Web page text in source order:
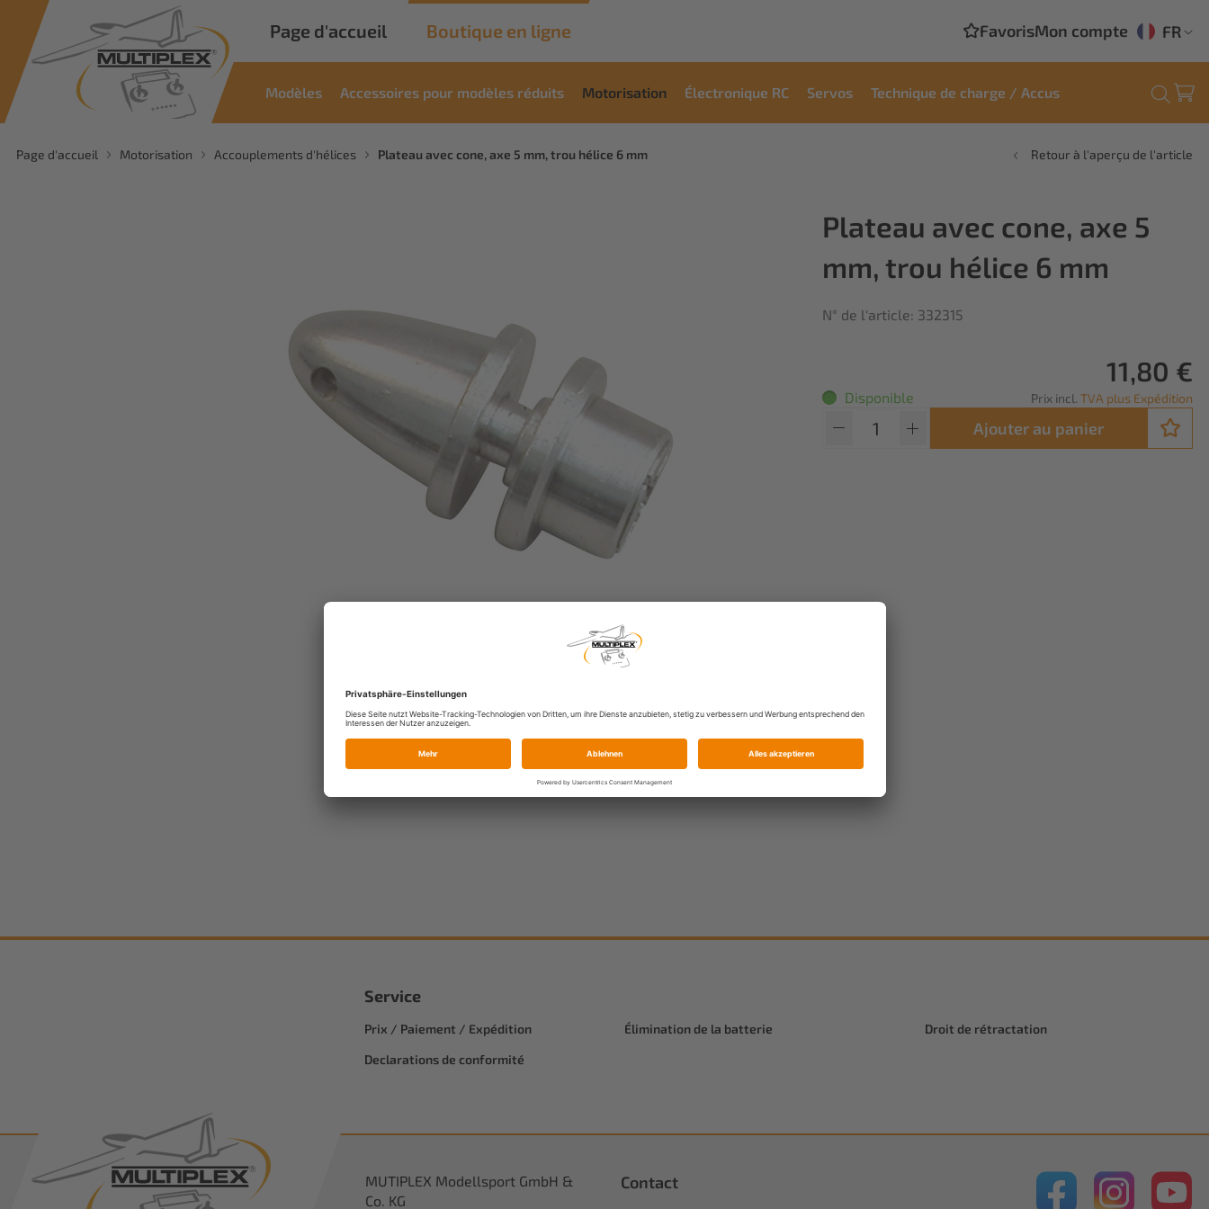
Page d'accueil Boutique en ligne FavorisMon compte FR
Modèles Accessoires pour modèles réduits Motorisation Électronique RC Servos Technique de charge / Accus
Page d'accueil Motorisation Accouplements d'hélices Plateau avec cone, axe 5 mm, trou hélice 6 mm Retour à l'aperçu de l'article
Plateau avec cone, axe 5
mm, trou hélice 6 mm
N° de l'article: 332315
11,80 €
Prix incl. TVA plus Expédition
Disponible
Ajouter au panier
Service
Prix / Paiement / Expédition Élimination de la batterie
Droit de rétractation
Declarations de conformité
MUTIPLEX Modellsport GmbH &
Co. KG
Contact